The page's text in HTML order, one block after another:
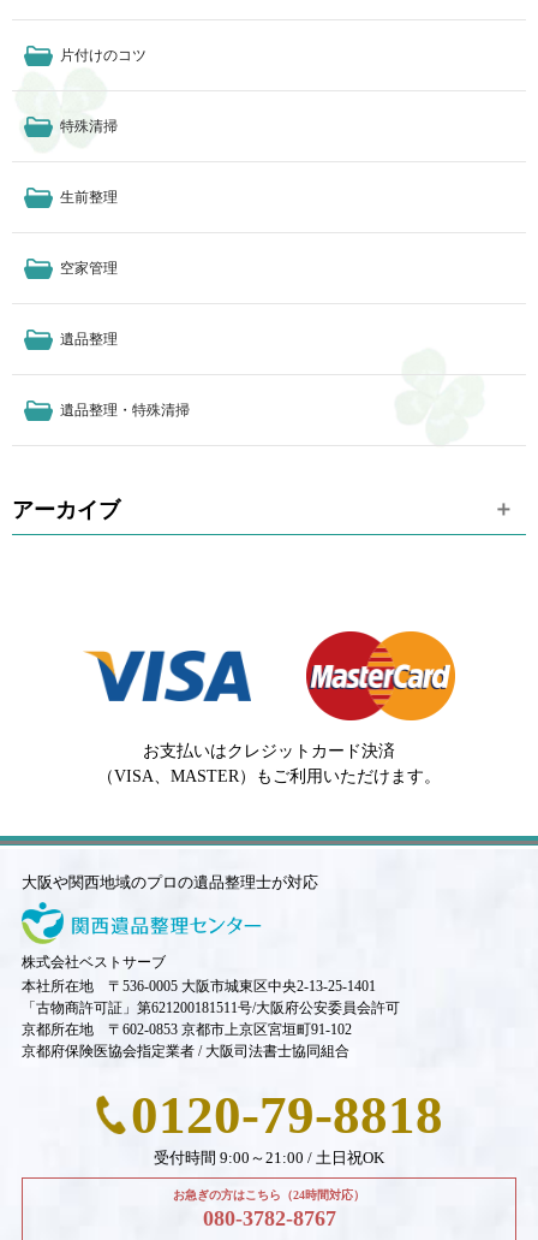
片付けのコツ
特殊清掃
生前整理
空家管理
遺品整理
遺品整理・特殊清掃
アーカイブ
お支払いはクレジットカード決済
（VISA、MASTER）もご利用いただけます。
大阪や関西地域のプロの遺品整理士が対応
株式会社ベストサーブ
本社所在地 〒536-0005 大阪市城東区中央2-13-25-1401
「古物商許可証」第621200181511号/大阪府公安委員会許可
京都所在地 〒602-0853 京都市上京区宮垣町91-102
京都府保険医協会指定業者 / 大阪司法書士協同組合
0120-79-8818
受付時間 9:00～21:00 / 土日祝OK
お急ぎの方はこちら（24時間対応）
080-3782-8767